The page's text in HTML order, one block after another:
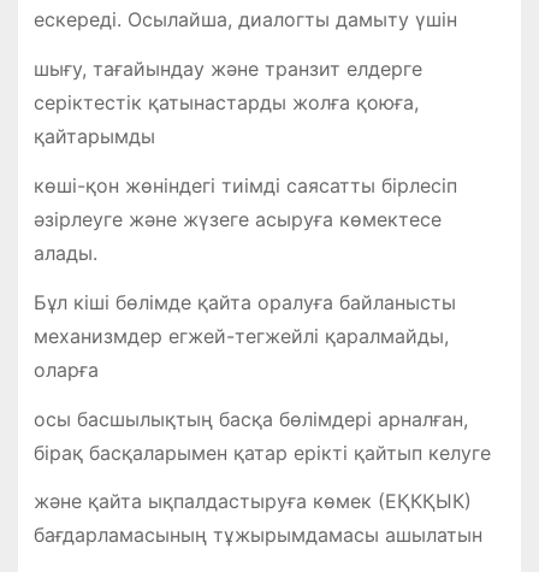
ескереді. Осылайша, диалогты дамыту үшін
шығу, тағайындау және транзит елдерге
серіктестік қатынастарды жолға қоюға,
қайтарымды
көші-қон жөніндегі тиімді саясатты бірлесіп
әзірлеуге және жүзеге асыруға көмектесе
алады.
Бұл кіші бөлімде қайта оралуға байланысты
механизмдер егжей-тегжейлі қаралмайды,
оларға
осы басшылықтың басқа бөлімдері арналған,
бірақ басқаларымен қатар ерікті қайтып келуге
және қайта ықпалдастыруға көмек (ЕҚКҚЫК)
бағдарламасының тұжырымдамасы ашылатын